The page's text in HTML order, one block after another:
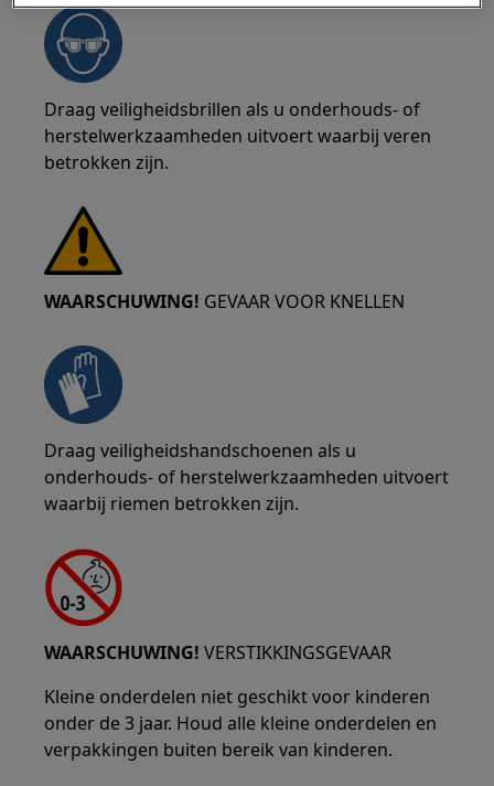
Draag veiligheidsbrillen als u onderhouds- of
herstelwerkzaamheden uitvoert waarbij veren
betrokken zijn.
WAARSCHUWING! GEVAAR VOOR KNELLEN
Draag veiligheidshandschoenen als u
onderhouds- of herstelwerkzaamheden uitvoert
waarbij riemen betrokken zijn.
WAARSCHUWING! VERSTIKKINGSGEVAAR
Kleine onderdelen niet geschikt voor kinderen
onder de 3 jaar. Houd alle kleine onderdelen en
verpakkingen buiten bereik van kinderen.